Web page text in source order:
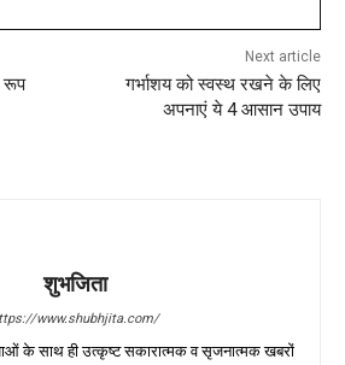
रूप
Next article
गर्भाशय को स्वस्थ रखने के लिए
अपनाएं ये 4 आसान उपाय
शुभजिता
www.shubhjita.com/
के साथ ही उत्कृष्ट सकारात्मक व सृजनात्मक खबरों